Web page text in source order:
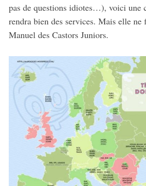
pas de questions idiotes…), voici une
rendra bien des services. Mais elle ne
Manuel des Castors Juniors.